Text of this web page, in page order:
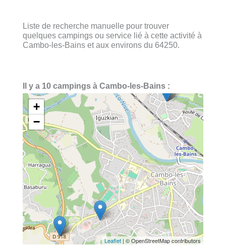
Liste de recherche manuelle pour trouver
quelques campings ou service lié à cette activité à
Cambo-les-Bains et aux environs du 64250.
Il y a 10 campings à Cambo-les-Bains :
+
−
Leaflet | © OpenStreetMap contributors